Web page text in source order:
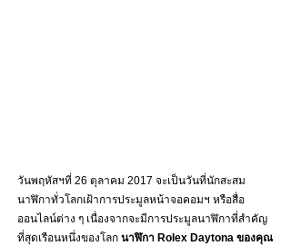
วันพฤหัสฯที่ 26 ตุลาคม 2017 จะเป็นวันที่นักสะสม
นาฬิกาทั่วโลกเฝ้าการประมูลหน้าจอคอมฯ หรือสื่อ
ออนไลน์ต่าง ๆ เนื่องจากจะมีการประมูลนาฬิกาที่สำคัญ
ที่สุดเรือนหนึ่งของโลก นาฬิกา Rolex Daytona ของคุณ